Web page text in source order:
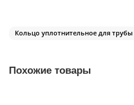
Кольцо уплотнительное для трубы
Похожие товары